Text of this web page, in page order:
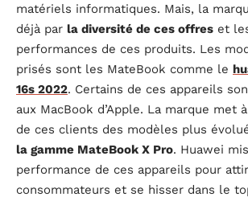
matériels informatiques. Mais, la
déjà par la diversité de ces offres et
performances de ces produits. Les
prisés sont les MateBook comme le
16s 2022. Certains de ces appareils
aux MacBook d’Apple. La marque met
de ces clients des modèles plus
la gamme MateBook X Pro. Huawei
performance de ces appareils pour
consommateurs et se hisser dans le